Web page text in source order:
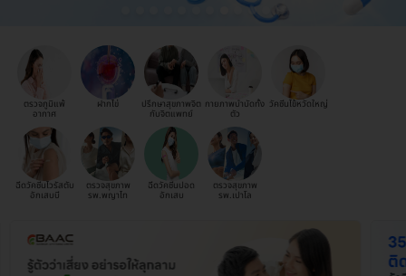
ตรวจภูมิแพ้
อากาศ
ฝากไข่ ปรึกษาสุขภาพจิต
กับจิตแพทย์
กายภาพบำบัดทั้ง
ตัว
วัคซีนไข้หวัดใหญ่
ฉีดวัคซีนไวรัสตับ
อักเสบบี
ตรวจสุขภาพ
รพ.พญาไท
ฉีดวัคซีนปอด
อักเสบ
ตรวจสุขภาพ
รพ.เปาโล